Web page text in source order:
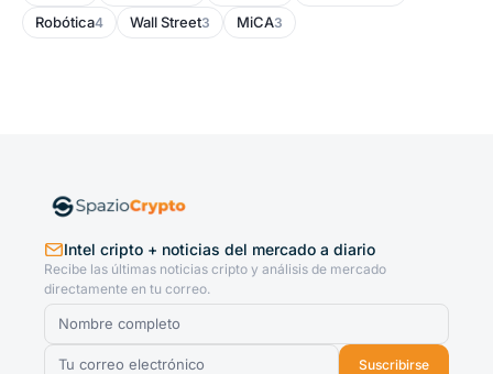
Robótica4 Wall Street3 MiCA3
Intel cripto + noticias del mercado a diario
Recibe las últimas noticias cripto y análisis de mercado
directamente en tu correo.
Suscribirse